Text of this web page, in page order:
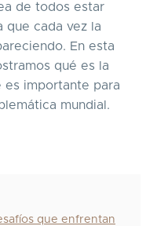
de todos estar
que cada vez la
En esta
qué es la
es importante para
mundial.
que enfrentan